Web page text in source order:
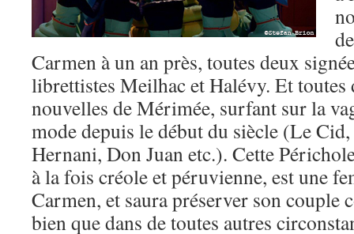
Carmen à un an près, toutes deux
librettistes Meilhac et Halévy. Et toutes
nouvelles de Mérimée, surfant sur la
mode depuis le début du siècle (Le
Hernani, Don Juan etc.). Cette
à la fois créole et péruvienne, est une
Carmen, et saura préserver son couple
bien que dans de toutes autres